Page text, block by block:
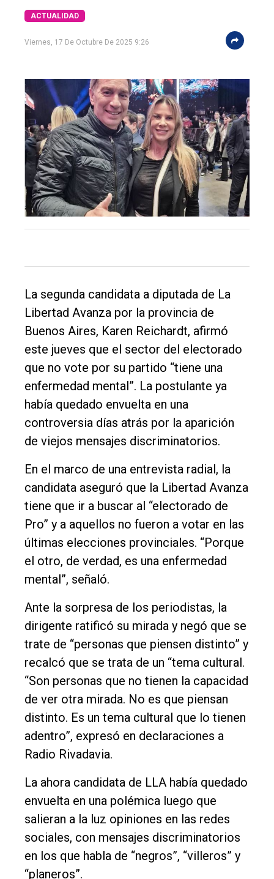
El
único
DIARIO
Balcarce
Inicio
Tendencia
Int.
General
Política
Cultura
Deportes
Edición
Empresa
Nosotros
Contacto
ACTUALIDAD
Viernes, 17 De Octubre De 2025 9:26
La segunda candidata a diputada de La
Libertad Avanza por la provincia de
Buenos Aires, Karen Reichardt, afirmó
este jueves que el sector del electorado
que no vote por su partido “tiene una
enfermedad mental”. La postulante ya
había quedado envuelta en una
controversia días atrás por la aparición
de viejos mensajes discriminatorios.
En el marco de una entrevista radial, la
candidata aseguró que la Libertad Avanza
tiene que ir a buscar al “electorado de
Pro” y a aquellos no fueron a votar en las
últimas elecciones provinciales. “Porque
el otro, de verdad, es una enfermedad
mental”, señaló.
Ante la sorpresa de los periodistas, la
dirigente ratificó su mirada y negó que se
trate de “personas que piensen distinto” y
recalcó que se trata de un “tema cultural.
“Son personas que no tienen la capacidad
de ver otra mirada. No es que piensan
distinto. Es un tema cultural que lo tienen
adentro”, expresó en declaraciones a
Radio Rivadavia.
La ahora candidata de LLA había quedado
envuelta en una polémica luego que
salieran a la luz opiniones en las redes
sociales, con mensajes discriminatorios
en los que habla de “negros”, “villeros” y
“planeros”.